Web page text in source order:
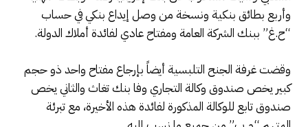
وأربع بطائق بنكية ونسخة من وصل إيداع بنكي في حساب
“ح.غ” ببنك الشركة العامة ومفتاح عادي لفائدة أملاك الدولة.
وقضت غرفة الجنح التلبسية أيضاً بإرجاع مفتاح واحد ذو حجم
كبير يخص صندوق وكالة التجاري وفا بنك تغاث والثاني يخص
صندوق تابع للوكالة المذكورة لفائدة هذه الأخيرة، مع تبرئة